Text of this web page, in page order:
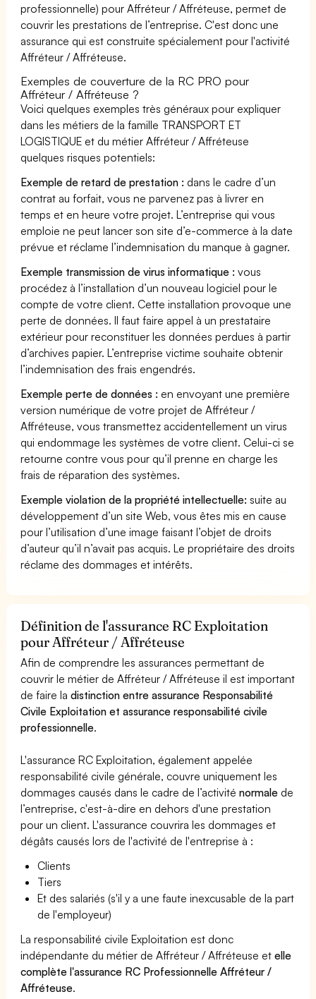
professionnelle) pour Affréteur / Affréteuse, permet de
couvrir les prestations de l’entreprise. C'est donc une
assurance qui est construite spécialement pour l'activité
Affréteur / Affréteuse.
Exemples de couverture de la RC PRO pour
Affréteur / Affréteuse ?
Voici quelques exemples très généraux pour expliquer
dans les métiers de la famille TRANSPORT ET
LOGISTIQUE et du métier Affréteur / Affréteuse
quelques risques potentiels:
Exemple de retard de prestation : dans le cadre d’un
contrat au forfait, vous ne parvenez pas à livrer en
temps et en heure votre projet. L’entreprise qui vous
emploie ne peut lancer son site d’e-commerce à la date
prévue et réclame l’indemnisation du manque à gagner.
Exemple transmission de virus informatique : vous
procédez à l’installation d’un nouveau logiciel pour le
compte de votre client. Cette installation provoque une
perte de données. Il faut faire appel à un prestataire
extérieur pour reconstituer les données perdues à partir
d’archives papier. L’entreprise victime souhaite obtenir
l’indemnisation des frais engendrés.
Exemple perte de données : en envoyant une première
version numérique de votre projet de Affréteur /
Affréteuse, vous transmettez accidentellement un virus
qui endommage les systèmes de votre client. Celui-ci se
retourne contre vous pour qu’il prenne en charge les
frais de réparation des systèmes.
Exemple violation de la propriété intellectuelle: suite au
développement d’un site Web, vous êtes mis en cause
pour l’utilisation d’une image faisant l’objet de droits
d’auteur qu’il n’avait pas acquis. Le propriétaire des droits
réclame des dommages et intérêts.
Définition de l'assurance RC Exploitation
pour Affréteur / Affréteuse
Afin de comprendre les assurances permettant de
couvrir le métier de Affréteur / Affréteuse il est important
de faire ladistinction entre assurance Responsabilité
Civile Exploitation et assurance responsabilité civile
professionnelle.
L'assurance RC Exploitation, également appelée
responsabilité civile générale, couvre uniquement les
dommages causés dans le cadre de l’activiténormale de
l’entreprise, c'est-à-dire en dehors d'une prestation
pour un client. L'assurance couvrira les dommages et
dégâts causés lors de l'activité de l'entreprise à :
Clients
Tiers
Et des salariés (s'il y a une faute inexcusable de la part
de l'employeur)
La responsabilité civile Exploitation est donc
indépendante du métier de Affréteur / Affréteuse etelle
complète l'assurance RC Professionnelle Affréteur /
Affréteuse.